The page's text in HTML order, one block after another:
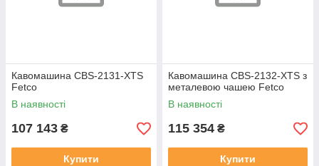
Кавомашина CBS-2131-XTS
Fetco
В наявності
107 143 ₴
Купити
Кавомашина CBS-2132-XTS з
металевою чашею Fetco
В наявності
115 354 ₴
Купити